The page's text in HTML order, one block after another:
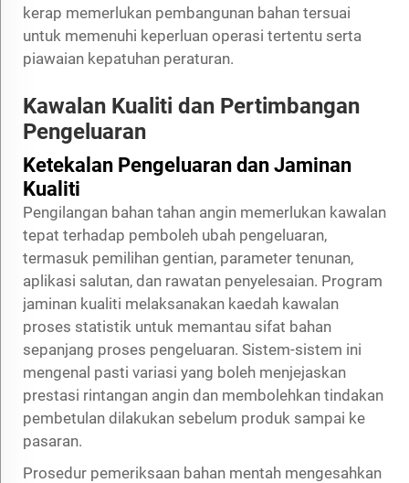
kerap memerlukan pembangunan bahan tersuai
untuk memenuhi keperluan operasi tertentu serta
piawaian kepatuhan peraturan.
Kawalan Kualiti dan Pertimbangan
Pengeluaran
Ketekalan Pengeluaran dan Jaminan
Kualiti
Pengilangan bahan tahan angin memerlukan kawalan
tepat terhadap pemboleh ubah pengeluaran,
termasuk pemilihan gentian, parameter tenunan,
aplikasi salutan, dan rawatan penyelesaian. Program
jaminan kualiti melaksanakan kaedah kawalan
proses statistik untuk memantau sifat bahan
sepanjang proses pengeluaran. Sistem-sistem ini
mengenal pasti variasi yang boleh menjejaskan
prestasi rintangan angin dan membolehkan tindakan
pembetulan dilakukan sebelum produk sampai ke
pasaran.
Prosedur pemeriksaan bahan mentah mengesahkan